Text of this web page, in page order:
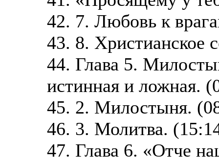
42. 7. Любовь к
43. 8. Христианское
44. Глава 5.
истинная и ложная.
45. 2. Милостыня.
46. 3. Молитва.
47. Глава 6. «Отче